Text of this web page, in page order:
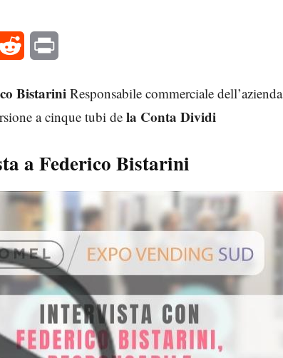
Reddit
BistariniResponsabile commerciale dell’azienda
a cinque tubi de la Conta Dividi
a Federico Bistarini